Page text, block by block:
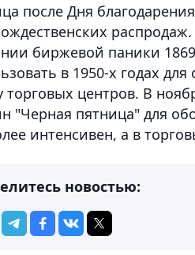
после Дня
биржевой паники
в 1950-х годах
торговых центров. В
"Черная пятница" для
интенсивен, а в
новостью: